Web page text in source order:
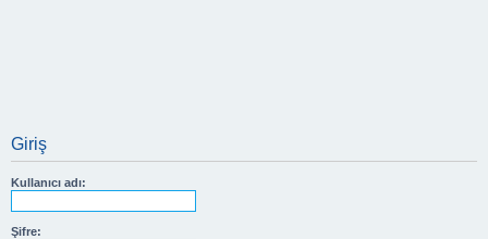
Giriş
Kullanıcı adı:
Şifre: